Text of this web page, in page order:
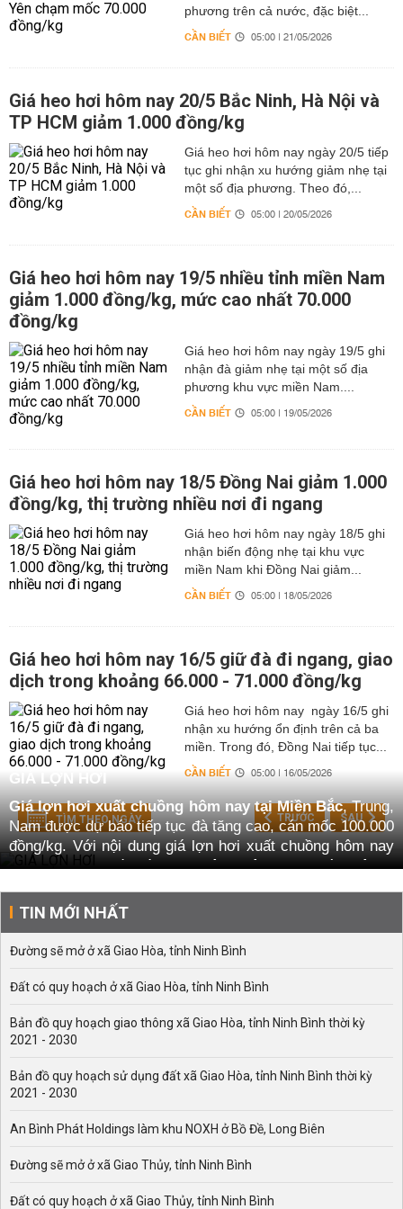
phương trên cả nước, đặc biệt...
CẦN BIẾT 05:00 | 21/05/2026
Giá heo hơi hôm nay 20/5 Bắc Ninh, Hà Nội và
TP HCM giảm 1.000 đồng/kg
Giá heo hơi hôm nay ngày 20/5 tiếp
tục ghi nhận xu hướng giảm nhẹ tại
một số địa phương. Theo đó,...
CẦN BIẾT 05:00 | 20/05/2026
Giá heo hơi hôm nay 19/5 nhiều tỉnh miền Nam
giảm 1.000 đồng/kg, mức cao nhất 70.000
đồng/kg
Giá heo hơi hôm nay ngày 19/5 ghi
nhận đà giảm nhẹ tại một số địa
phương khu vực miền Nam....
CẦN BIẾT 05:00 | 19/05/2026
Giá heo hơi hôm nay 18/5 Đồng Nai giảm 1.000
đồng/kg, thị trường nhiều nơi đi ngang
Giá heo hơi hôm nay ngày 18/5 ghi
nhận biến động nhẹ tại khu vực
miền Nam khi Đồng Nai giảm...
CẦN BIẾT 05:00 | 18/05/2026
Giá heo hơi hôm nay 16/5 giữ đà đi ngang, giao
dịch trong khoảng 66.000 - 71.000 đồng/kg
Giá heo hơi hôm nay ngày 16/5 ghi
nhận xu hướng ổn định trên cả ba
miền. Trong đó, Đồng Nai tiếp tục...
CẦN BIẾT 05:00 | 16/05/2026
TÌM THEO NGÀY TRƯỚC SAU
GIÁ LỢN HƠI
Giá lợn hơi xuất chuồng hôm nay tại Miền Bắc, Trung,
Nam được dự báo tiếp tục đà tăng cao, cán mốc 100.000
đồng/kg. Với nội dung giá lợn hơi xuất chuồng hôm nay
tại khu vực 3 miền là bao nhiêu? Hôm nay, chúng tôi sẽ
tức, liên quan đến chủ đề giá lợn hơi.
Nếu bạn muốn biết chính thức giá lợn hơi, giá heo hơi
hôm nay tại Miền Bắc và các khu vực vùng miền khác
đây để có thông tin chính xác nhất.
Thông tin giá lợn hơi hôm nay mới nhất năm nay
Giá lợn hơi hôm nay
cập nhật liên tục để có thông tin giá nhanh và chính xác
nhất. Với nhiều yếu tố tác động và ảnh hưởng trực tiếp
động, tăng - giảm không ngừng nghỉ trong suốt thời gian
Xem thêm:
Giá heo hơi Trung Quốc
Thực trạng giá lợn hơi trên thị trường hiện nay
TIN MỚI NHẤT
Đường sẽ mở ở xã Giao Hòa, tỉnh Ninh Bình
Đất có quy hoạch ở xã Giao Hòa, tỉnh Ninh Bình
Bản đồ quy hoạch giao thông xã Giao Hòa, tỉnh Ninh Bình thời kỳ
2021 - 2030
Bản đồ quy hoạch sử dụng đất xã Giao Hòa, tỉnh Ninh Bình thời kỳ
2021 - 2030
An Bình Phát Holdings làm khu NOXH ở Bồ Đề, Long Biên
Đường sẽ mở ở xã Giao Thủy, tỉnh Ninh Bình
Đất có quy hoạch ở xã Giao Thủy, tỉnh Ninh Bình